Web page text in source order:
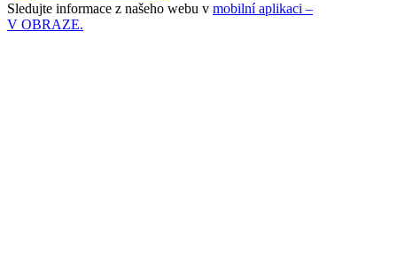
Sledujte informace z našeho webu v mobilní aplikaci –
V OBRAZE.